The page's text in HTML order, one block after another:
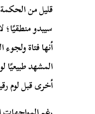
قليل من
سيبدو منطقيًا؛
أنها فتاة
المشهد طبيعيًا
أخرى قبل لوم